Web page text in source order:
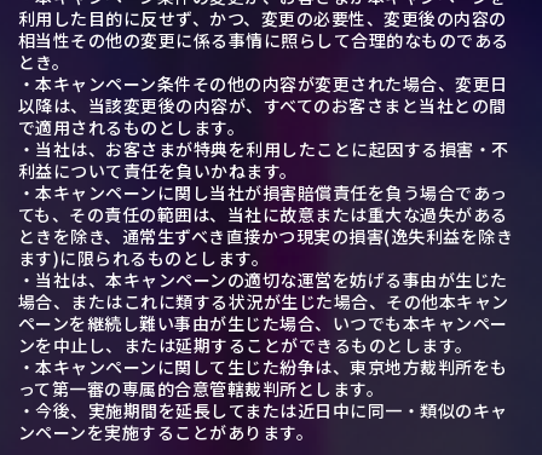
利用した目的に反せず、かつ、変更の必要性、変更後の内容の
相当性その他の変更に係る事情に照らして合理的なものである
とき。
・本キャンペーン条件その他の内容が変更された場合、変更日
以降は、当該変更後の内容が、すべてのお客さまと当社との間
で適用されるものとします。
・当社は、お客さまが特典を利用したことに起因する損害・不
利益について責任を負いかねます。
・本キャンペーンに関し当社が損害賠償責任を負う場合であっ
ても、その責任の範囲は、当社に故意または重大な過失がある
ときを除き、通常生ずべき直接かつ現実の損害(逸失利益を除き
ます)に限られるものとします。
・当社は、本キャンペーンの適切な運営を妨げる事由が生じた
場合、またはこれに類する状況が生じた場合、その他本キャン
ペーンを継続し難い事由が生じた場合、いつでも本キャンペー
ンを中止し、または延期することができるものとします。
・本キャンペーンに関して生じた紛争は、東京地方裁判所をも
って第一審の専属的合意管轄裁判所とします。
・今後、実施期間を延長してまたは近日中に同一・類似のキャ
ンペーンを実施することがあります。